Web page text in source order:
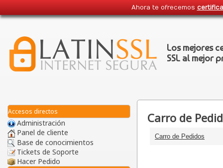
Ahora te ofrecemos
Los mejores
SSL al mejor
Accesos directos
Administración
Panel de cliente
Base de conocimientos
Tickets de Soporte
Hacer Pedido
Carro de
Carro de Pedidos